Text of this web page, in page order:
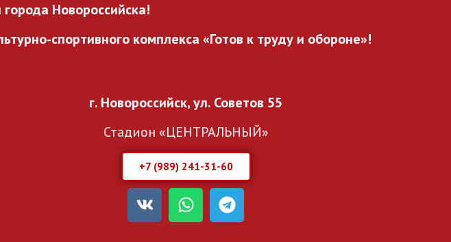
Новороссийска!
спортивного комплекса «Готов к труду и обороне»!
г. Новороссийск, ул. Советов 55
Стадион «ЦЕНТРАЛЬНЫЙ»
+7 (989) 241-31-60